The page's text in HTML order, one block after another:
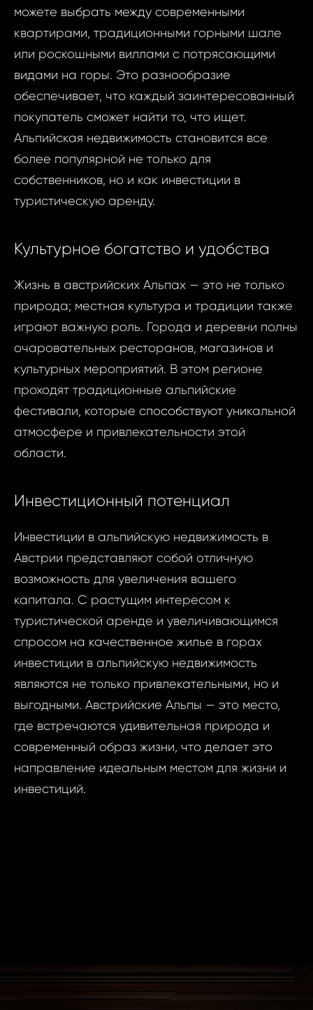
можете выбрать между современными
квартирами, традиционными горными шале
или роскошными виллами с потрясающими
видами на горы. Это разнообразие
обеспечивает, что каждый заинтересованный
покупатель сможет найти то, что ищет.
Альпийская недвижимость становится все
более популярной не только для
собственников, но и как инвестиции в
туристическую аренду.
Культурное богатство и удобства
Жизнь в австрийских Альпах — это не только
природа; местная культура и традиции также
играют важную роль. Города и деревни полны
очаровательных ресторанов, магазинов и
культурных мероприятий. В этом регионе
проходят традиционные альпийские
фестивали, которые способствуют уникальной
атмосфере и привлекательности этой
области.
Инвестиционный потенциал
Инвестиции в альпийскую недвижимость в
Австрии представляют собой отличную
возможность для увеличения вашего
капитала. С растущим интересом к
туристической аренде и увеличивающимся
спросом на качественное жилье в горах
инвестиции в альпийскую недвижимость
являются не только привлекательными, но и
выгодными. Австрийские Альпы — это место,
где встречаются удивительная природа и
современный образ жизни, что делает это
направление идеальным местом для жизни и
инвестиций.